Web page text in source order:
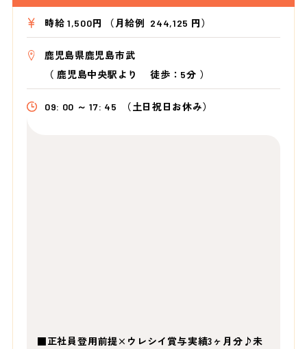
時給 1,500円 （月給例 244,125 円）
鹿児島県鹿児島市武
（ 鹿児島中央駅より徒歩：5分 ）
09: 00 ～ 17: 45 （土日祝日お休み）
■正社員登用前提×ウレシイ賞与実績3ヶ月分♪未